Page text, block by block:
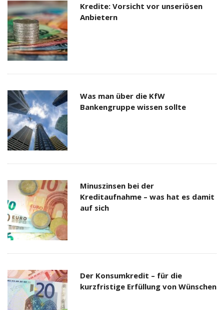
Kredite: Vorsicht vor unseriösen
Anbietern
Was man über die KfW
Bankengruppe wissen sollte
Minuszinsen bei der
Kreditaufnahme – was hat es damit
auf sich
Der Konsumkredit – für die
kurzfristige Erfüllung von Wünschen